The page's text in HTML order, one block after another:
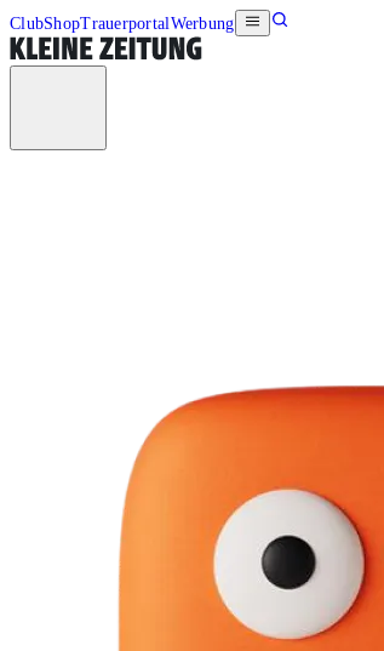
ClubShopTrauerportalWerbung